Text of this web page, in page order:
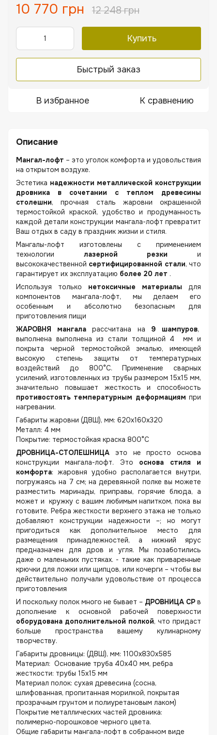
10 770 грн 12 248 грн
Купить
Быстрый заказ
В избранное К сравнению
Описание
Мангал-лофт – это уголок комфорта и удовольствия
на открытом воздухе.
Эстетика надежности металлической конструкции
дровника в сочетании с теплом древесины
столешни, прочная сталь жаровни окрашенной
термостойкой краской, удобство и продуманность
каждой детали конструкции мангала-лофт превратит
Ваш отдых в саду в праздник жизни и стиля.
Мангалы-лофт изготовлены с применением
технологии лазерной резки и
высококачественной сертифицированной стали, что
гарантирует их эксплуатацию более 20 лет .
Используя только нетоксичные материалы для
компонентов мангала-лофт, мы делаем его
особенным и абсолютно безопасным для
приготовления пищи
ЖАРОВНЯ мангала рассчитана на 9 шампуров,
выполнена выполнена из стали толщиной 4 мм и
покрыта черной термостойкой эмалью, имеющей
высокую степень защиты от температурных
воздействий до 800°C. Применение сварных
усилений, изготовленных из трубы размером 15х15 мм,
значительно повышает жесткость и способность
противостоять температурным деформациям при
нагревании.
Габариты жаровни (ДВШ), мм: 620х160х320
Металл: 4 мм
Покрытие: термостойкая краска 800°С
ДРОВНИЦА-СТОЛЕШНИЦА это не просто основа
конструкции мангала-лофт. Это основа стиля и
комфорта: жаровня удобно располагается внутри,
погружаясь на 7 см; на деревянной полке вы можете
разместить маринады, приправы, горячие блюда, а
может и кружку с вашим любимым напитком, пока вы
готовите. Ребра жесткости верхнего этажа не только
добавляют конструкции надежности –; но могут
пригодиться как дополнительное место для
размещения принадлежностей, а нижний ярус
предназначен для дров и угля. Мы позаботились
даже о маленьких пустяках. - такие как приваренные
крючки для ложки или щипцов, или кочерги – чтобы вы
действительно получали удовольствие от процесса
приготовления
И поскольку полок много не бывает – ДРОВНИЦА CP в
дополнение к основной рабочей поверхности
оборудована дополнительной полкой, что придаст
больше пространства вашему кулинарному
творчеству.
Габариты дровницы: (ДВШ), мм: 1100х830х585
Материал: Основание труба 40х40 мм, ребра
жесткости: трубы 15х15 мм
Материал полок: сухая древесина (сосна,
шлифованная, пропитанная морилкой, покрытая
прозрачным грунтом и полиуретановым лаком)
Покрытие металлических частей дровника:
полимерно-порошковое черного цвета.
Общие габариты мангала-лофт в собранном виде